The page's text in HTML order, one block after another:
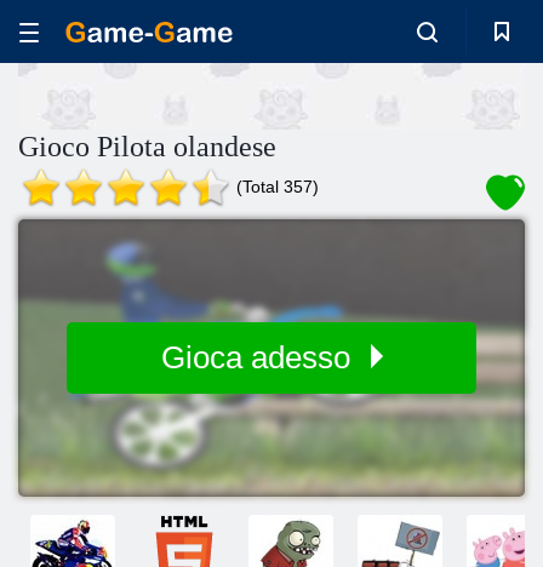
Gioco Pilota olandese
(Total 357)
Gioca adesso